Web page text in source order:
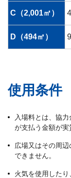
C（2,001㎡）
D（494㎡）
使用条件
入場料とは、協
が支払う金額が実
広場又はその周
できません。
火気を使用したり